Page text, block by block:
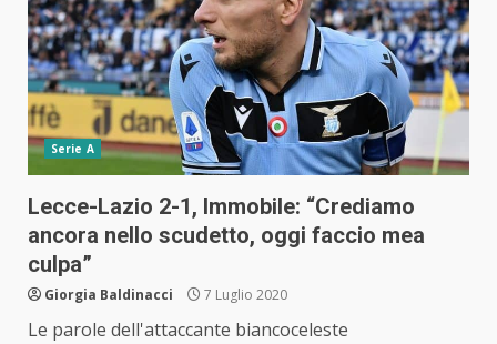
Serie A
Lecce-Lazio 2-1, Immobile: “Crediamo
ancora nello scudetto, oggi faccio mea
culpa”
Giorgia Baldinacci 7 Luglio 2020
Le parole dell'attaccante biancoceleste